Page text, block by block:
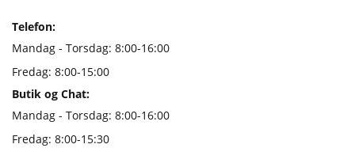
Telefon:
Mandag - Torsdag: 8:00-16:00
Fredag: 8:00-15:00
Butik og Chat:
Mandag - Torsdag: 8:00-16:00
Fredag: 8:00-15:30